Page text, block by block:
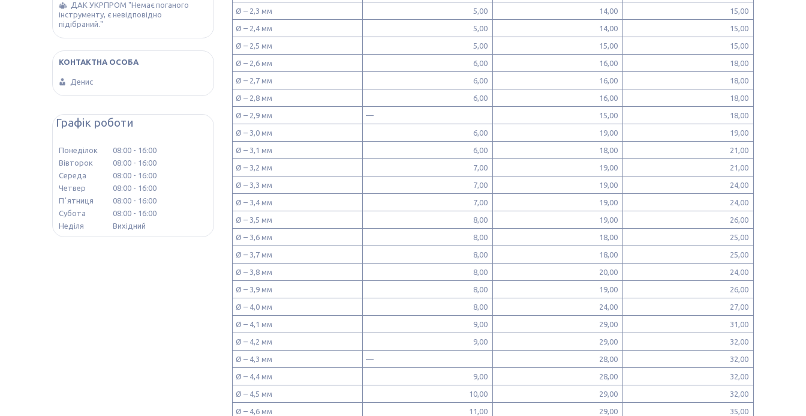
Ø – 2,3 мм 5,00 14,00 15,00
Ø – 2,4 мм 5,00 14,00 15,00
Ø – 2,5 мм 5,00 15,00 15,00
Ø – 2,6 мм 6,00 16,00 18,00
Ø – 2,7 мм 6,00 16,00 18,00
Ø – 2,8 мм 6,00 16,00 18,00
Ø – 2,9 мм — 15,00 18,00
Ø – 3,0 мм 6,00 19,00 19,00
Ø – 3,1 мм 6,00 18,00 21,00
Ø – 3,2 мм 7,00 19,00 21,00
Ø – 3,3 мм 7,00 19,00 24,00
Ø – 3,4 мм 7,00 19,00 24,00
Ø – 3,5 мм 8,00 19,00 26,00
Ø – 3,6 мм 8,00 18,00 25,00
Ø – 3,7 мм 8,00 18,00 25,00
Ø – 3,8 мм 8,00 20,00 24,00
Ø – 3,9 мм 8,00 19,00 26,00
Ø – 4,0 мм 8,00 24,00 27,00
Ø – 4,1 мм 9,00 29,00 31,00
Ø – 4,2 мм 9,00 29,00 32,00
Ø – 4,3 мм — 28,00 32,00
Ø – 4,4 мм 9,00 28,00 32,00
Ø – 4,5 мм 10,00 29,00 32,00
Ø – 4,6 мм 11,00 29,00 35,00
ДАК УКРПРОМ "Немає поганого
інструменту, є невідповідно
підібраний."
Денис
Графік роботи
Понеділок 08:00
16:00
Вівторок
08:00
16:00
Середа
08:00
16:00
Четвер
08:00
16:00
Пʼятниця
08:00
16:00
Субота
08:00
16:00
Неділя
Вихідний